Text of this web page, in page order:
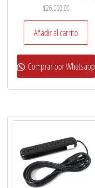
$26,000.00
Añadir al carrito
Comprar por Whatsapp